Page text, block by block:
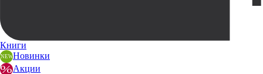
Книги
Новинки
Акции